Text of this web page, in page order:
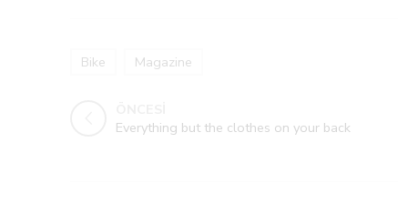
Bike Magazine
Everything but the clothes on your back